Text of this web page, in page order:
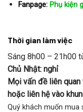
Fanpage:Phụ kiện
Thời gian làm việc
Sáng 8h00 – 21h00
Chủ Nhật: nghỉ
Mọi vấn đề liên
hoặc liên hệ vào
Quý khách muốn mua